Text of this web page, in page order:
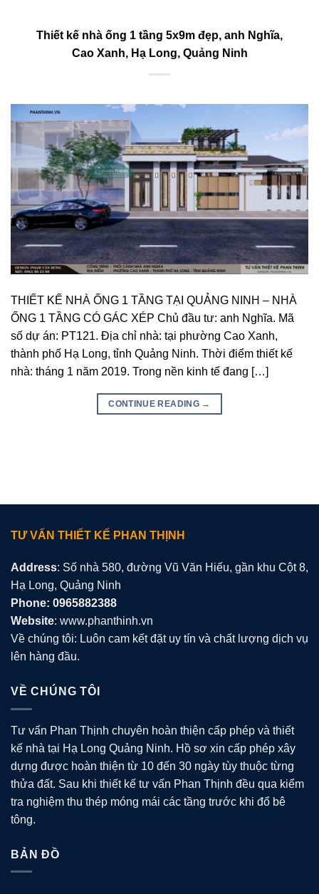
Thiết kế nhà ống 1 tầng 5x9m đẹp, anh Nghĩa,
Cao Xanh, Hạ Long, Quảng Ninh
THIẾT KẾ NHÀ ỐNG 1 TẦNG TẠI QUẢNG NINH – NHÀ
ỐNG 1 TẦNG CÓ GÁC XÉP Chủ đầu tư: anh Nghĩa. Mã
số dự án: PT121. Địa chỉ nhà: tại phường Cao Xanh,
thành phố Hạ Long, tỉnh Quảng Ninh. Thời điểm thiết kế
nhà: tháng 1 năm 2019. Trong nền kinh tế đang […]
CONTINUE READING →
TƯ VẤN THIẾT KẾ PHAN THỊNH
Address: Số nhà 580, đường Vũ Văn Hiếu, gần khu Cột 8,
Hạ Long, Quảng Ninh
Phone: 0965882388
Website: www.phanthinh.vn
Về chúng tôi: Luôn cam kết đặt uy tín và chất lượng dịch vụ
lên hàng đầu.
VỀ CHÚNG TÔI
Tư vấn Phan Thịnh chuyên hoàn thiện cấp phép và thiết
kế nhà tại Hạ Long Quảng Ninh. Hồ sơ xin cấp phép xây
dựng được hoàn thiện từ 10 đến 30 ngày tùy thuộc từng
thửa đất. Sau khi thiết kế tư vấn Phan Thịnh đều qua kiểm
tra nghiệm thu thép móng mái các tầng trước khi đổ bê
tông.
BẢN ĐỒ